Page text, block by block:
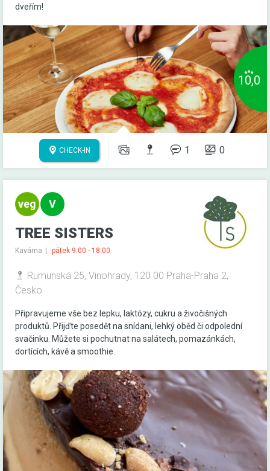
dveřím!
10,0
CHECK-IN 1 0
TREE SISTERS
Kavárna pátek 9:00 - 18:00
Rumunská 25, Vinohrady, 120 00 Praha-Praha 2,
Česko
Připravujeme vše bez lepku, laktózy, cukru a živočišných
produktů. Přijďte posedět na snídani, lehký oběd či odpolední
svačinku. Můžete si pochutnat na salátech, pomazánkách,
dortících, kávě a smoothie.